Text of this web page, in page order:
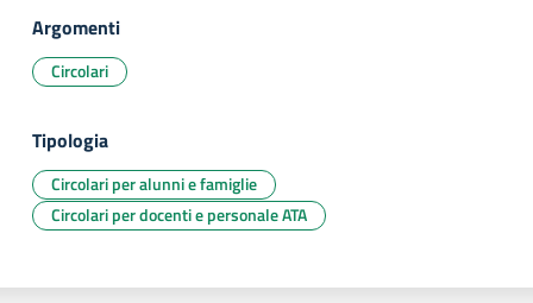
Argomenti
Circolari
Tipologia
Circolari per alunni e famiglie
Circolari per docenti e personale ATA